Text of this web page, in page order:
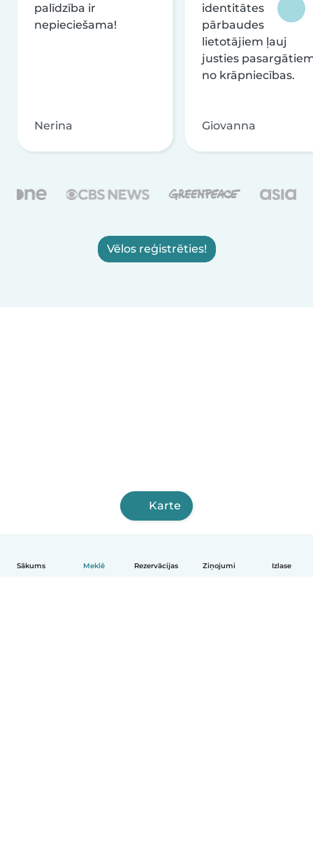
Sākums Meklē Rezervācijas Ziņojumi Izlase
palīdzība ir
nepieciešama!
Nerina
identitātes
pārbaudes
lietotājiem ļauj
justies
no krāpniecības.
Giovanna
Vēlos reģistrēties!
Karte